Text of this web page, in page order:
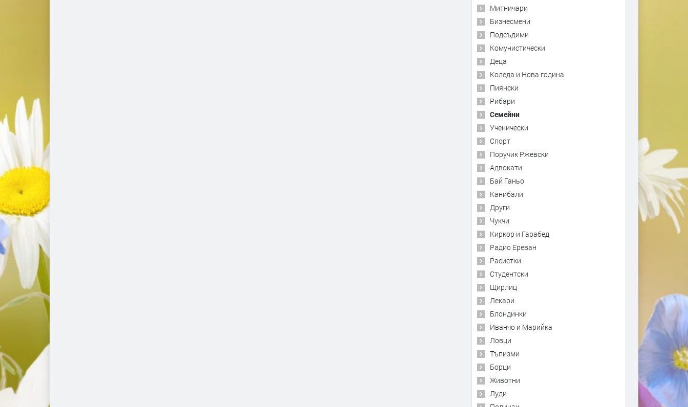
Митничари
Бизнесмени
Подсъдими
Комунистически
Деца
Коледа и Нова година
Пиянски
Рибари
Семейни
Ученически
Спорт
Поручик Ржевски
Адвокати
Бай Ганьо
Канибали
Други
Чукчи
Киркор и Гарабед
Радио Ереван
Расистки
Студентски
Щирлиц
Лекари
Блондинки
Иванчо и Марийка
Ловци
Тъпизми
Борци
Животни
Луди